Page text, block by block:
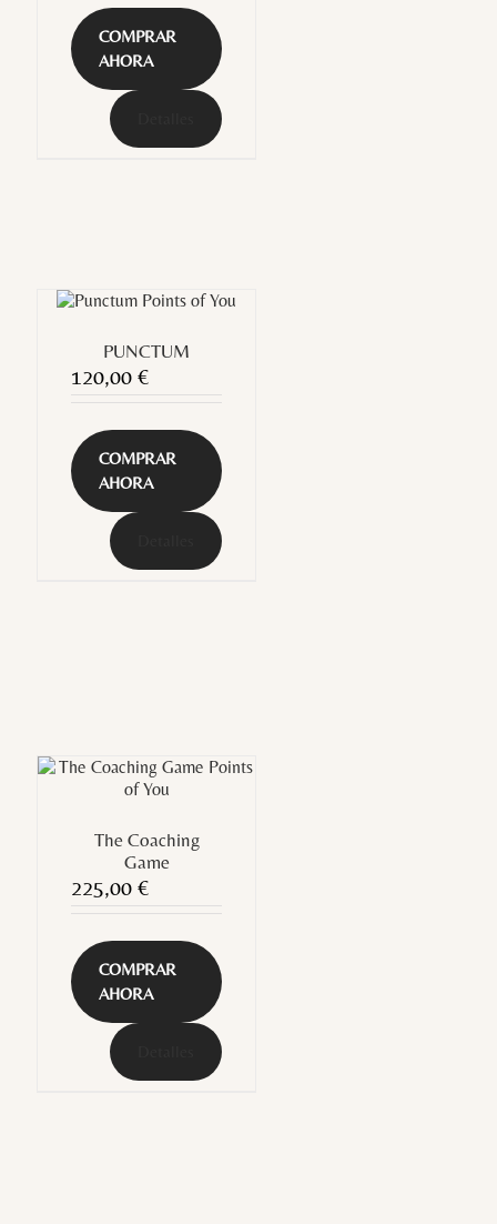
COMPRAR
AHORA
PUNCTUM
120,00 €
COMPRAR
AHORA
The Coaching
Game
225,00 €
COMPRAR
AHORA